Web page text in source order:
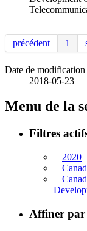
précédent 1
Date de modification
2018-05-23
Menu de la
Filtres
2020
Affiner par